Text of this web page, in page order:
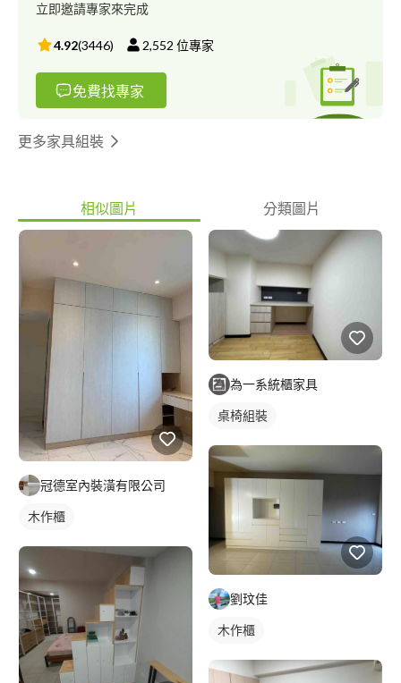
立即邀請專家來完成
4.92(3446) 2,552 位專家
免費找專家
更多家具組裝
相似圖片 分類圖片
冠德室內裝潢有限公司
木作櫃
為一系統櫃家具
桌椅組裝
劉玟佳
木作櫃